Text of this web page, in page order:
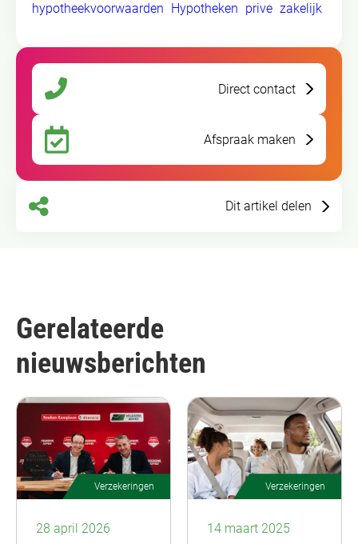
hypotheekvoorwaarden
Hypotheken prive zakelijk
Direct contact
Afspraak maken
Dit artikel delen
Gerelateerde
nieuwsberichten
Verzekeringen
28 april 2026
Verzekeringen
14 maart 2025